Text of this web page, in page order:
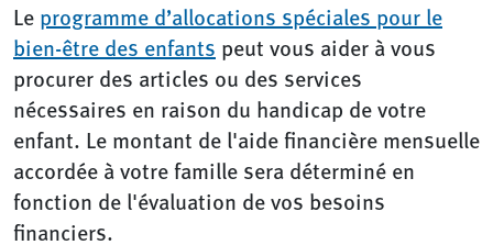
Le programme d’allocations spéciales pour le
bien-être des enfants peut vous aider à vous
procurer des articles ou des services
nécessaires en raison du handicap de votre
enfant. Le montant de l'aide financière mensuelle
accordée à votre famille sera déterminé en
fonction de l'évaluation de vos besoins
financiers.